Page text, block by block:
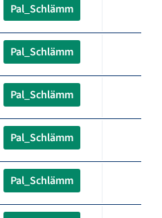
Pal_Schlämm
Pal_Schlämm
Pal_Schlämm
Pal_Schlämm
Pal_Schlämm